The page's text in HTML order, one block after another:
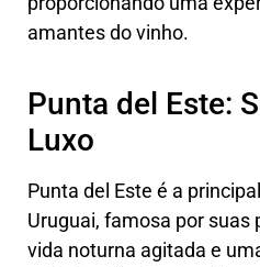
amantes do vinho.
Punta del Este:
Luxo
Punta del Este é a
Uruguai, famosa por suas
vida noturna agitada e